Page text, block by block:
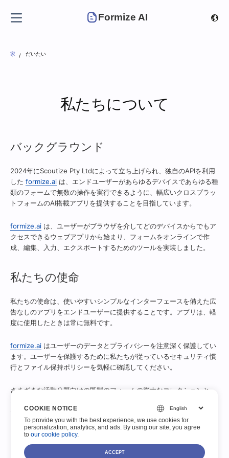
Formize AI
家 だいたい
私たちについて
バックグラウンド
2024年にScoutize Pty Ltdによって立ち上げられ、独自のAPIを利用
した formize.ai は、エンドユーザーがあらゆるデバイスであらゆる種
類のフォームで無数の操作を実行できるように、幅広いクロスプラッ
トフォームのAI搭載アプリを提供することを目指しています。
formize.ai は、ユーザーがブラウザを介してどのデバイスからでもア
クセスできるウェブアプリから始まり、フォームをオンラインで作
成、編集、入力、エクスポートするためのツールを実装しました。
私たちの使命
私たちの使命は、使いやすいシンプルなインターフェースを備えた広
告なしのアプリをエンドユーザーに提供することです。アプリは、軽
度に使用したときは常に無料です。
formize.ai はユーザーのデータとプライバシーを注意深く保護してい
ます。ユーザーを保護するために私たちが従っているセキュリティ慣
行とファイル保持ポリシーを気軽に確認してください。
さまざまな活動分野向けの既製のフォームの膨大なコレクションと、
ールを提供しています。
COOKIE NOTICE
To provide you with the best experience, we use cookies for
personalization, analytics, and ads. By using our site, you agree
toour cookie policy.
ACCEPT